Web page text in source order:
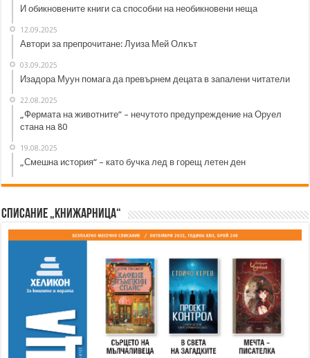
И обикновените книги са способни на необикновени неща
12.09.2025
Автори за препрочитане: Луиза Мей Олкът
03.09.2025
Изадора Муун помага да превърнем децата в запалени читатели
22.08.2025
„Фермата на животните“ – нечутото предупреждение на Оруел
стана на 80
19.08.2025
„Смешна история“ – като бучка лед в горещ летен ден
Списание „Книжарница“